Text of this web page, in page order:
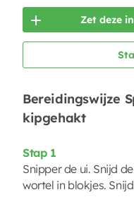
Zet deze
Bereidingswijze
kipgehakt
Stap 1
Snipper de ui. Snijd
wortel in blokjes.